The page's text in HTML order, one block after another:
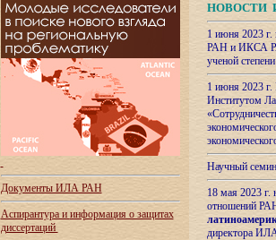
Документы ИЛА РАН
Аспирантура и информация о защитах
диссертаций
НОВОСТИ
1 июня 2023
РАН и ИКСА
ученой
1 июня 2023
Институтом
Научный
18 мая 2023
отношений
директора